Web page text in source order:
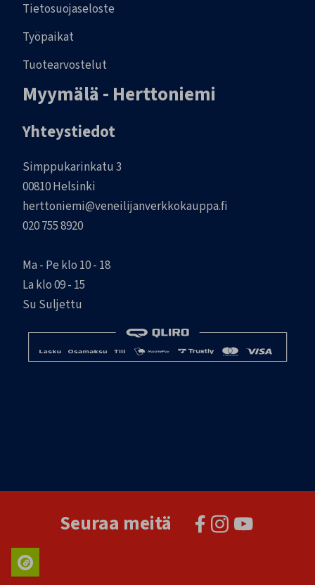
Tietosuojaseloste
Työpaikat
Tuotearvostelut
Myymälä - Herttoniemi
Yhteystiedot
Simppukarinkatu 3
00810 Helsinki
herttoniemi@veneilijanverkkokauppa.fi
020 755 8920
Ma - Pe klo 10 - 18
La klo 09 - 15
Su Suljettu
Seuraa meitä